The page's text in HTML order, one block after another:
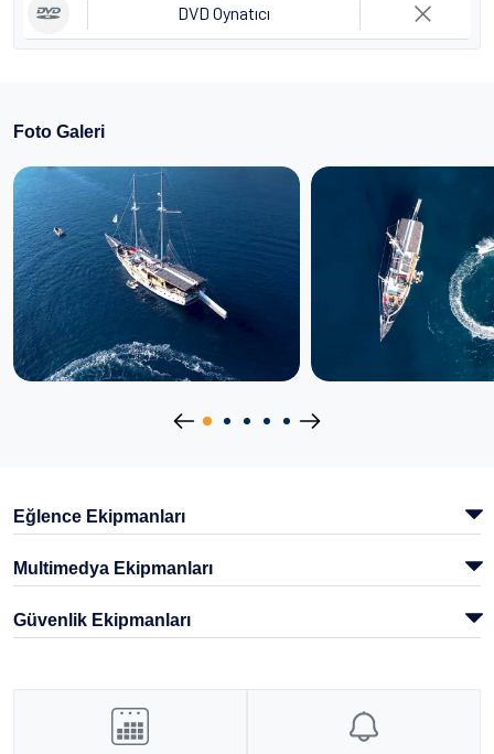
DVD Oynatıcı
Foto Galeri
Eğlence Ekipmanları
Multimedya Ekipmanları
Güvenlik Ekipmanları